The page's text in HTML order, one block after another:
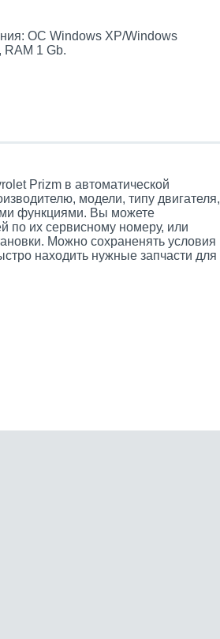
ОС Windows XP/Windows
RAM 1 Gb.
Prizm в автоматической
модели, типу двигателя,
функциями. Вы можете
по их сервисному номеру, или
Можно сохраненять условия
находить нужные запчасти для